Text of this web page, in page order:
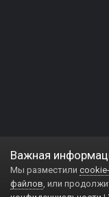
Важная
Мы разместили
файлов, или